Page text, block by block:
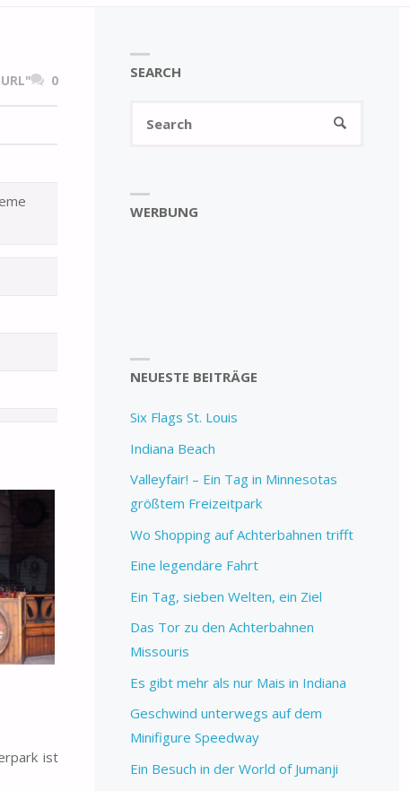
0
ist
SEARCH
SEARCH
WERBUNG
NEUESTE BEITRÄGE
Six Flags St. Louis
Indiana Beach
Valleyfair! – Ein Tag in Minnesotas
größtem Freizeitpark
Wo Shopping auf Achterbahnen trifft
Eine legendäre Fahrt
Ein Tag, sieben Welten, ein Ziel
Das Tor zu den Achterbahnen
Missouris
Es gibt mehr als nur Mais in Indiana
Geschwind unterwegs auf dem
Minifigure Speedway
Ein Besuch in der World of Jumanji